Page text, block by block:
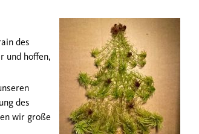
des
und hoffen,
des
wir große